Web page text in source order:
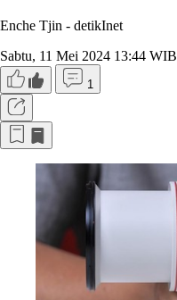
Enche Tjin - detikInet
Sabtu, 11 Mei 2024 13:44 WIB
1